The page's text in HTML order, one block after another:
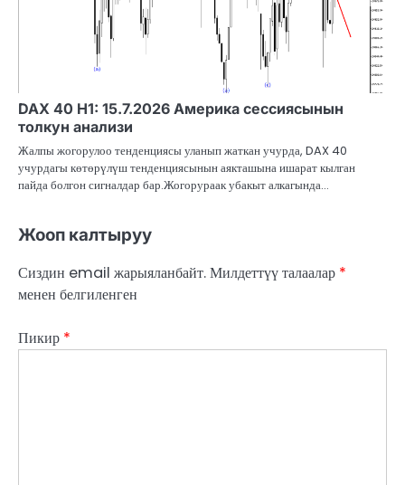
DAX 40 H1: 15.7.2026 Америка сессиясынын
толкун анализи
Жалпы жогорулоо тенденциясы уланып жаткан учурда, DAX 40
учурдагы көтөрүлүш тенденциясынын аякташына ишарат кылган
пайда болгон сигналдар бар.Жогорураак убакыт алкагында…
Жооп калтыруу
Сиздин email жарыяланбайт.Милдеттүү талаалар *
менен белгиленген
Пикир *